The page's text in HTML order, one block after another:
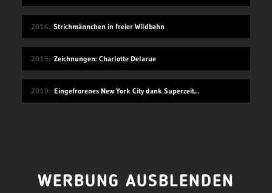
2014 Strichmännchen in freier Wildbahn
2015 Zeichnungen: Charlotte Delarue
2019 Eingefrorenes New York City dank Superzeitlupe
WERBUNG AUSBLENDEN